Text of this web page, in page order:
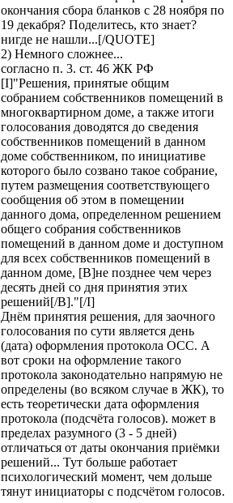
окончания сбора бланков с 28 ноября по
19 декабря? Поделитесь, кто знает?
нигде не нашли...[/QUOTE]
2) Немного сложнее...
согласно п. 3. ст. 46 ЖК РФ
[I]"Решения, принятые общим
собранием собственников помещений в
многоквартирном доме, а также итоги
голосования доводятся до сведения
собственников помещений в данном
доме собственником, по инициативе
которого было созвано такое собрание,
путем размещения соответствующего
сообщения об этом в помещении
данного дома, определенном решением
общего собрания собственников
помещений в данном доме и доступном
для всех собственников помещений в
данном доме, [B]не позднее чем через
десять дней со дня принятия этих
решений[/B]."[/I]
Днём принятия решения, для заочного
голосования по сути является день
(дата) оформления протокола ОСС. А
вот сроки на оформление такого
протокола законодательно напрямую не
определены (во всяком случае в ЖК), то
есть теоретически дата оформления
протокола (подсчёта голосов). может в
пределах разумного (3 - 5 дней)
отличаться от даты окончания приёмки
решений... Тут больше работает
психологический момент, чем дольше
тянут инициаторы с подсчётом голосов.